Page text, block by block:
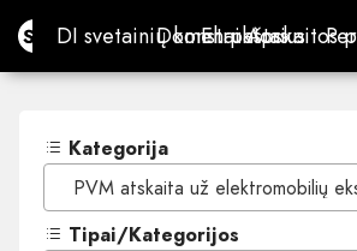
Site.proDI svetainių konstruktorius
DI svetainių konstruktorius
Domenai
DomenaiEl. paštas
El. paštasApskaitos
Apskaitos
Kategorija
PVM atskaita už elektromobilių
Tipai/Kategorijos